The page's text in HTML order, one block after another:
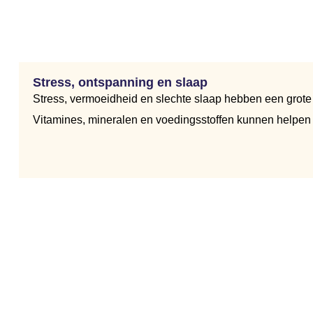
Stress, ontspanning en slaap
Stress, vermoeidheid en slechte slaap hebben een
Vitamines, mineralen en voedingsstoffen kunnen helpen